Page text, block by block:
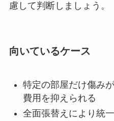
慮して判断しましょう。
向いているケース
特定の部屋だけ傷み
費用を抑えられる
全面張替えにより統